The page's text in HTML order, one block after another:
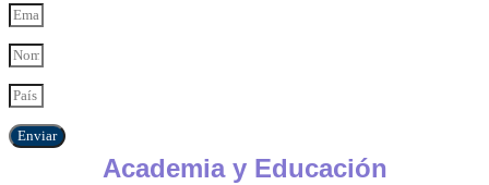
Enviar
Academia y Educación